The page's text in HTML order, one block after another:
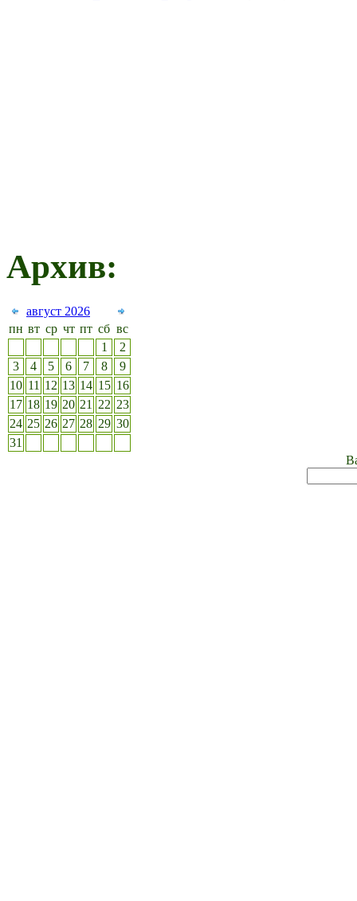
Архив:
август 2026
пн вт ср чт пт сб вс
1
2
3
4 5 6 7 8
9
10 11 12 13 14 15 16
17 18 19 20 21 22 23
24 25 26 27 28 29 30
31